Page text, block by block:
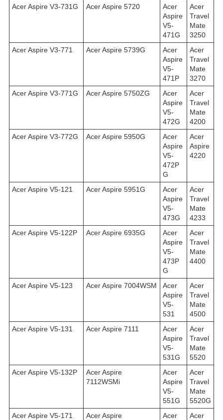
Acer Aspire V3-731G
Acer Aspire 5720
Acer
Aspire
V5-
471G
Acer
Travel
Mate
3250
Acer Aspire V3-771
Acer Aspire 5739G
Acer
Aspire
V5-
471P
Acer
Travel
Mate
3270
Acer Aspire V3-771G
Acer Aspire 5750ZG
Acer
Aspire
V5-
472G
Acer
Travel
Mate
4200
Acer Aspire V3-772G
Acer Aspire 5950G
Acer
Aspire
V5-
472P
G
Acer
Aspire
4220
Acer Aspire V5-121 Acer Aspire 5951G
Acer
Aspire
V5-
473G
Acer
Travel
Mate
4233
Acer Aspire V5-122P
Acer Aspire 6935G
Acer
Aspire
V5-
473P
G
Acer
Travel
Mate
4400
Acer Aspire V5-123 Acer Aspire 7004WSM
Acer
Aspire
V5-
531
Acer
Travel
Mate
4500
Acer Aspire V5-131
Acer Aspire 7111
Acer
Aspire
V5-
531G
Acer
Travel
Mate
5520
Acer Aspire V5-132P
Acer Aspire
7112WSMi
Acer
Aspire
V5-
551G
Acer
Travel
Mate
5520G
Acer Aspire V5-171
Acer Aspire
Acer
Acer